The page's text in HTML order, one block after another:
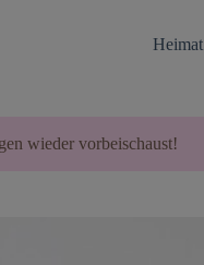
Heimat
wieder vorbeischaust!